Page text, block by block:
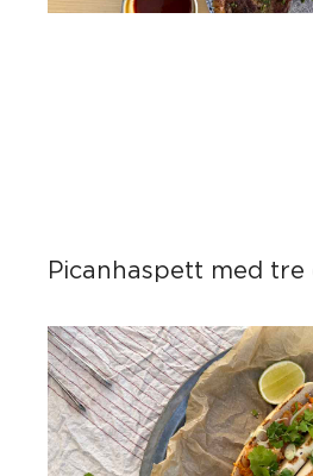
Picanhaspett med tre